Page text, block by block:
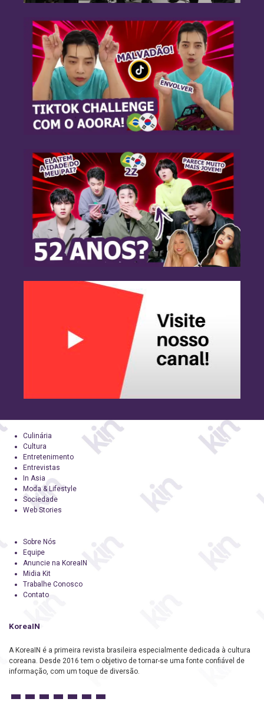
Culinária
Cultura
Entretenimento
Entrevistas
In Asia
Moda & Lifestyle
Sociedade
Web Stories
Sobre Nós
Equipe
Anuncie na KoreaIN
Midia Kit
Trabalhe Conosco
Contato
KoreaIN
A KoreaIN é a primeira revista brasileira especialmente dedicada à cultura
coreana. Desde 2016 tem o objetivo de tornar-se uma fonte confiável de
informação, com um toque de diversão.